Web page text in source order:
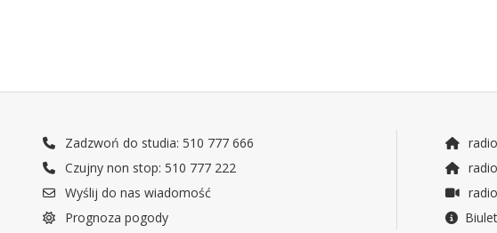
Zadzwoń do studia: 510 777 666
Czujny non stop: 510 777 222
Wyślij do nas wiadomość
Prognoza pogody